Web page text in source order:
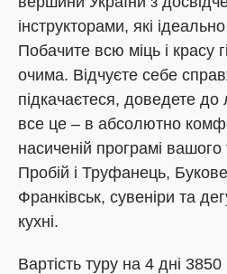
інструкторами, які
Побачите всю міць і красу
очима. Відчуєте себе
підкачаєтеся, доведете до
все це – в абсолютно
насиченій програмі
Пробій і Труфанець,
Франківськ, сувеніри та
кухні.
Вартість туру на 4 дні 3850